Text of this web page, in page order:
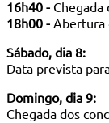
16h40 - Chegada
18h00 - Abertura
Sábado, dia 8:
Data prevista
Domingo, dia 9:
Chegada dos